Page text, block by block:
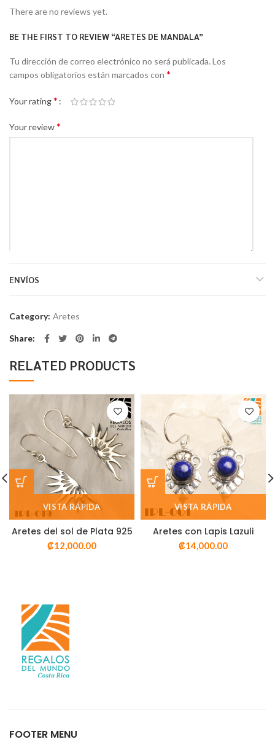
There are no reviews yet.
BE THE FIRST TO REVIEW “ARETES DE MANDALA”
Tu dirección de correo electrónico no será publicada. Los
campos obligatorios están marcados con *
Your rating*
Your review*
Email*
ENVÍOS
Category: Aretes
Share
RELATED PRODUCTS
VISTA RÁPIDA
Aretes del sol de Plata 925
₡12,000.00
VISTA RÁPIDA
Aretes con Lapis Lazuli
₡14,000.00
FOOTER MENU